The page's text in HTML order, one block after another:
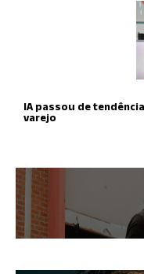
IA passou de
varejo